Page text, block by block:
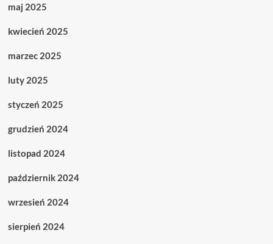
maj 2025
kwiecień 2025
marzec 2025
luty 2025
styczeń 2025
grudzień 2024
listopad 2024
październik 2024
wrzesień 2024
sierpień 2024